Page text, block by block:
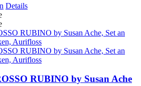
Dieses
mehrere
Varianten
auf.
Die
können
Details
RUBINO by Susan Ache